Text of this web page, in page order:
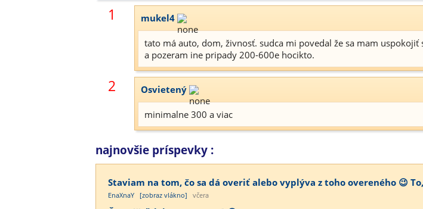
1 mukel4
tato má auto, dom, živnosť. sudca mi povedal že sa mam
a pozeram ine pripady 200-600e hocikto.
2 Osvietený
minimalne 300 a viac
najnovšie príspevky :
Staviam na tom, čo sa dá overiť alebo vyplýva z toho overeného 😉
EnaXnaY [zobraz vlákno] včera